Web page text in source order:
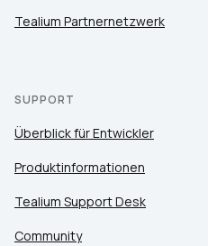
Tealium Partnernetzwerk
SUPPORT
Überblick für Entwickler
Produktinformationen
Tealium Support Desk
Community